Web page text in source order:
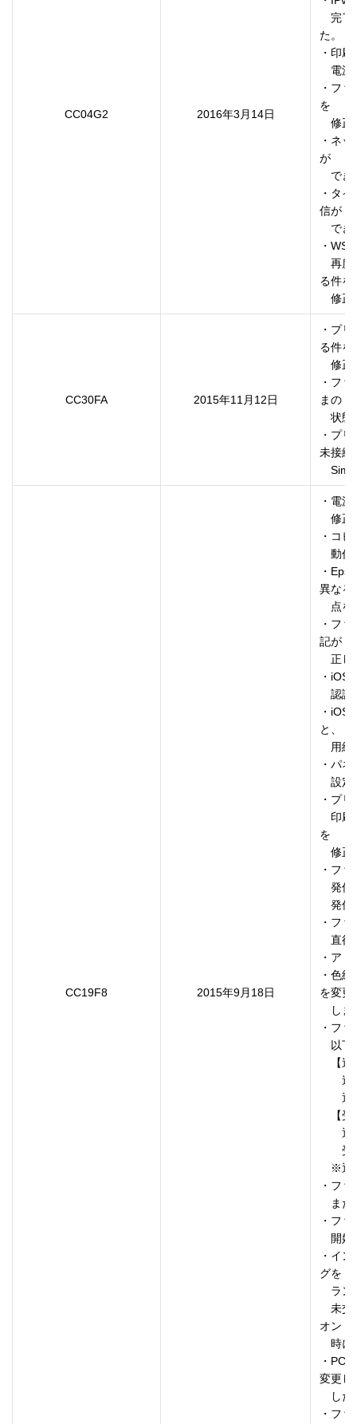
CC04G2 2016年3月14日
完了
た。
・印
電源
・フ
を
修正
・ネ
が
でき
・タ
信が
でき
・
再度
る件を
修正
CC30FA 2015年11月12日
・プ
る件を
修正
・フ
まの
状態
・プ
未接続
CC19F8 2015年9月18日
・電
修正
・コ
動作
・
異なる
点を
・フ
記が
正し
・iOS
認識
・
と、
用紙
・パ
設定
・プ
印刷
を
修正
・フ
発信
発信
・フ
直後
・ア
・色
を変更
しま
・フ
以下
【送
送信
通信
【受
通信
受信
※通
・フ
また
・フ
開始
・イ
グを
ラン
未交
オン
時に
・PC-
変更し
した
・フ